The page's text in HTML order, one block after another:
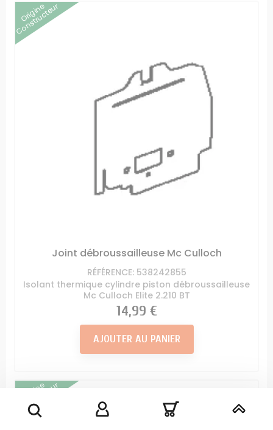
Origine
Constructeur
Joint débroussailleuse Mc Culloch
RÉFÉRENCE: 538242855
Isolant thermique cylindre piston débroussailleuse
Mc Culloch Elite 2.210 BT
Prix
14,99 €
AJOUTER AU PANIER
Origine
Constructeur